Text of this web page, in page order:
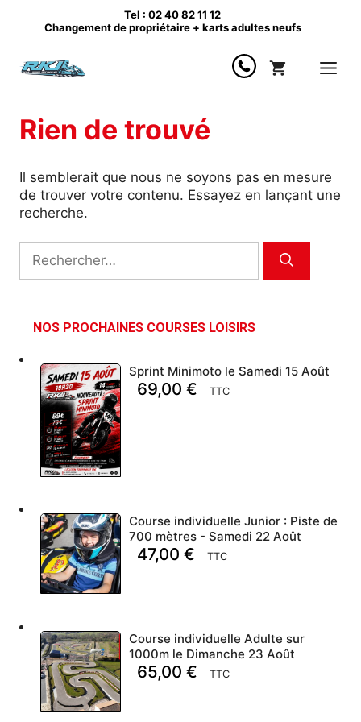
Tel : 02 40 82 11 12
Changement de propriétaire + karts adultes neufs
Rien de trouvé
Il semblerait que nous ne soyons pas en mesure
de trouver votre contenu. Essayez en lançant une
recherche.
NOS PROCHAINES COURSES LOISIRS
Sprint Minimoto le Samedi 15 Août
69,00 € TTC
Course individuelle Junior : Piste de
700 mètres - Samedi 22 Août
47,00 € TTC
Course individuelle Adulte sur
1000m le Dimanche 23 Août
65,00 € TTC